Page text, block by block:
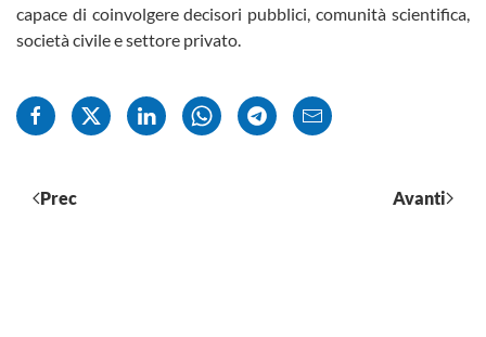
capace di coinvolgere decisori pubblici, comunità scientifica,
società civile e settore privato.
Prec Avanti